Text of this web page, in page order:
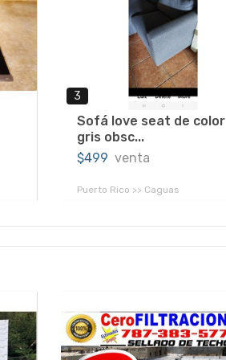
3
Sofá love seat de color
gris obsc...
$499 venta
Puerto Rico >> Caguas